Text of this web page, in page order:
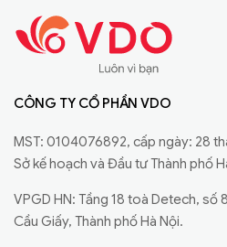
CÔNG TY CỔ PHẦN VDO
MST: 0104076892, cấp ngày: 28
Sở kế hoạch và Đầu tư Thành phố
VPGD HN: Tầng 18 toà Detech, số
Cầu Giấy, Thành phố Hà Nội.